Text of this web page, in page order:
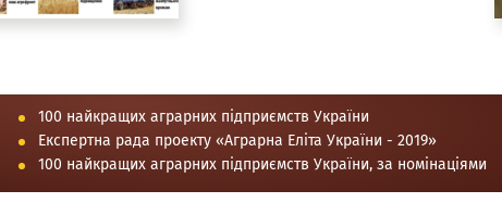
100 найкращих аграрних підприємств України
Експертна рада проекту «Аграрна Еліта України - 2019»
100 найкращих аграрних підприємств України, за номінаціями